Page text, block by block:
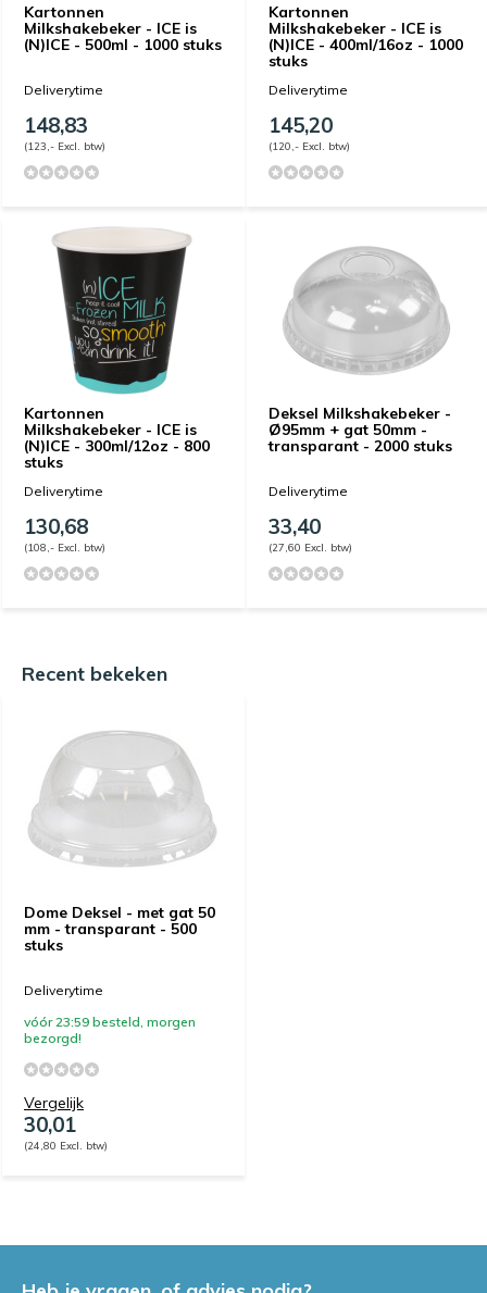
Kartonnen
Milkshakebeker - ICE is
(N)ICE - 500ml - 1000 stuks
Deliverytime
148,83
(123,- Excl. btw)
Kartonnen
Milkshakebeker - ICE is
(N)ICE - 400ml/16oz - 1000
stuks
Deliverytime
145,20
(120,- Excl. btw)
Kartonnen
Milkshakebeker - ICE is
(N)ICE - 300ml/12oz - 800
stuks
Deliverytime
130,68
(108,- Excl. btw)
Deksel Milkshakebeker -
Ø95mm + gat 50mm -
transparant - 2000 stuks
Deliverytime
33,40
(27,60 Excl. btw)
Recent bekeken
Dome Deksel - met gat 50
mm - transparant - 500
stuks
Deliverytime
vóór 23:59 besteld, morgen
bezorgd!
Vergelijk
30,01
(24,80 Excl. btw)